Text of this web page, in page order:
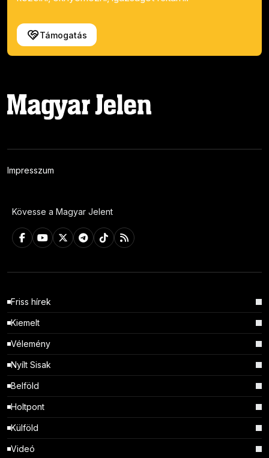
Támogatás
Impresszum
Kövesse a Magyar Jelent
Friss hírek
Kiemelt
Vélemény
Nyílt Sisak
Belföld
Holtpont
Külföld
Videó